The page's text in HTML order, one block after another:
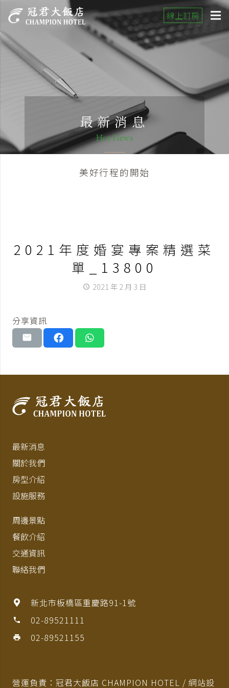
線上訂房
最新消息
Hot News
美好行程的開始
2021年度婚宴專案精選菜
單_13800
access_time 2021 年 2 月 3 日
分享資訊
最新消息
關於我們
房型介紹
設施服務
周邊景點
餐飲介紹
交通資訊
聯絡我們
新北市板橋區重慶路91-1號
phone 02-89521111
print 02-89521155
營運負責：冠君大飯店 CHAMPION HOTEL / 網站設